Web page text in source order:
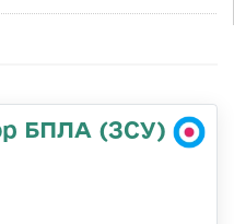
БПЛА (ЗСУ)